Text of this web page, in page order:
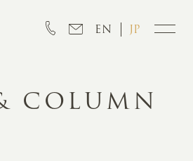
EN JP
COLUMN